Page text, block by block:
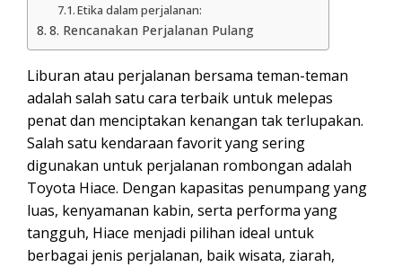
Etika dalam perjalanan:
8. Rencanakan Perjalanan Pulang
Liburan atau perjalanan bersama teman-teman
adalah salah satu cara terbaik untuk melepas
penat dan menciptakan kenangan tak terlupakan.
Salah satu kendaraan favorit yang sering
digunakan untuk perjalanan rombongan adalah
Toyota Hiace. Dengan kapasitas penumpang yang
luas, kenyamanan kabin, serta performa yang
tangguh, Hiace menjadi pilihan ideal untuk
berbagai jenis perjalanan, baik wisata, ziarah,